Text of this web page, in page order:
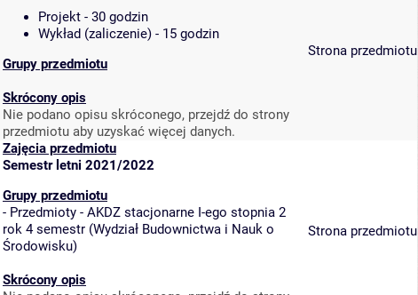
Projekt - 30 godzin
Wykład (zaliczenie) - 15 godzin
Grupy przedmiotu
Skrócony opis
Nie podano opisu skróconego, przejdź do strony
przedmiotu aby uzyskać więcej danych.
Strona przedmiotu
Zajęcia przedmiotu
Semestr letni 2021/2022
Grupy przedmiotu
- Przedmioty - AKDZ stacjonarne I-ego stopnia 2
rok 4 semestr (Wydział Budownictwa i Nauk o
Środowisku)
Skrócony opis
Strona przedmiotu